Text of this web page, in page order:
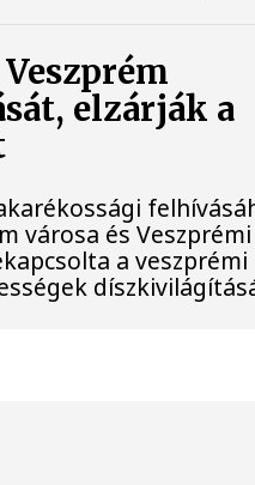
elzárják a
városa és Veszprémi
a veszprémi